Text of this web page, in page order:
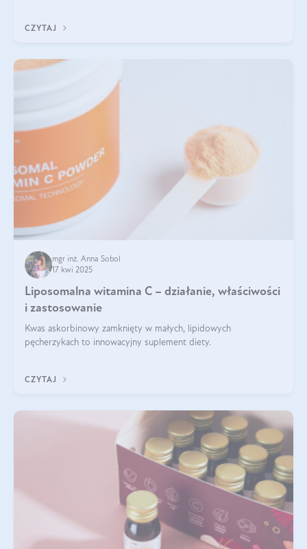
CZYTAJ
mgr inż. Anna Sobol
17 kwi 2025
Liposomalna witamina C – działanie, właściwości
i zastosowanie
Kwas askorbinowy zamknięty w małych, lipidowych
pęcherzykach to innowacyjny suplement diety.
CZYTAJ